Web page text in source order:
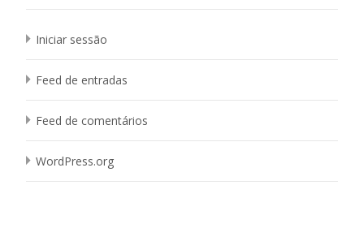
Iniciar sessão
Feed de entradas
Feed de comentários
WordPress.org